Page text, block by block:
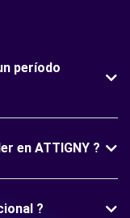
período
en ATTIGNY ?
?